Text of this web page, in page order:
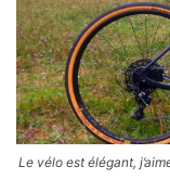
Le vélo est élégant,